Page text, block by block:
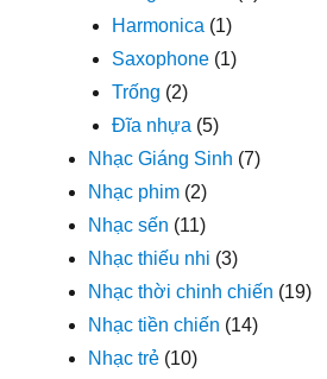
Harmonica (1)
Saxophone (1)
Trống (2)
Đĩa nhựa (5)
Nhạc Giáng Sinh (7)
Nhạc phim (2)
Nhạc sến (11)
Nhạc thiếu nhi (3)
Nhạc thời chinh chiến (19)
Nhạc tiền chiến (14)
Nhạc trẻ (10)